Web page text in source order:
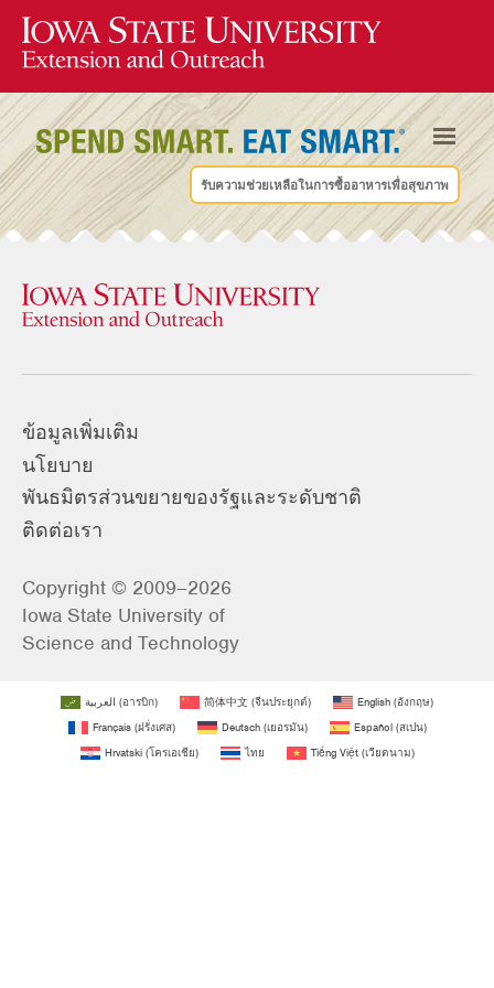
รับความช่วยเหลือในการซื้ออาหารเพื่อสุขภาพ
ข้อมูลเพิ่มเติม
นโยบาย
พันธมิตรส่วนขยายของรัฐและระดับชาติ
ติดต่อเรา
Copyright © 2009–2026
Iowa State University of
Science and Technology
العربية (อารบิก) 简体中文 (จีนประยุกต์) English (อังกฤษ)
Français(ฝรั่งเศส) Deutsch(เยอรมัน) Español(สเปน)
Hrvatski(โครเอเชีย) ไทย Tiếng Việt(เวียดนาม)